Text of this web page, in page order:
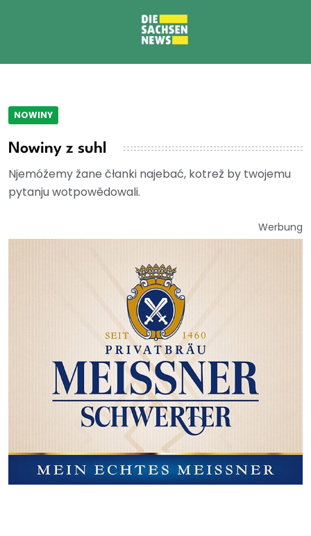
NOWINY
Nowiny z suhl
Njemóžemy žane čłanki najebać, kotrež by twojemu
pytanju wotpowědowali.
Werbung